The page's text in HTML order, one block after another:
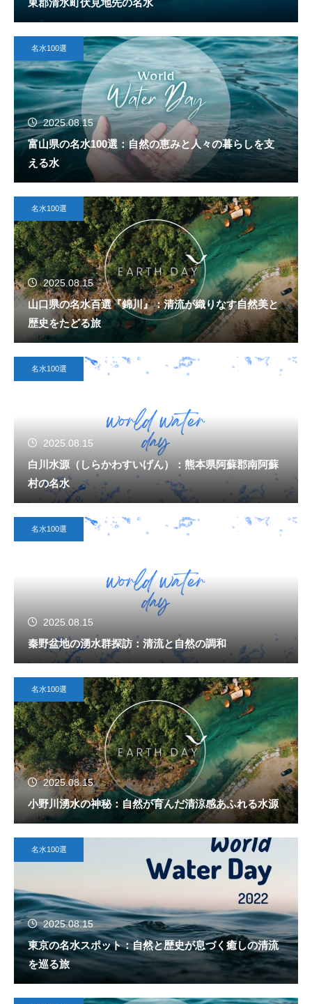
名水100選
2025.08.15
富山県の名水100選：自然の恵みと人々の暮らしを支
える水
名水100選
2025.08.15
山口県の名水百選『錦川』：清流が織りなす自然美と
歴史をたどる旅
名水100選
2025.08.15
白川水源（しらかわすいげん）：熊本県阿蘇郡南阿蘇
村の名水
名水100選
2025.08.15
秦野盆地の湧水群探訪：清流と自然の調和
名水100選
2025.08.15
小野川湧水の神秘：自然が育んだ清涼感あふれる水源
名水100選
2025.08.15
東京の名水スポット：自然と歴史が息づく癒しの清流
を巡る旅